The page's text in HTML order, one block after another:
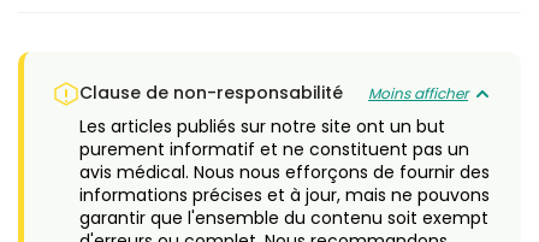
Clause de non-responsabilité Moins afficher
Les articles publiés sur notre site ont un but
purement informatif et ne constituent pas un
avis médical. Nous nous efforçons de fournir des
informations précises et à jour, mais ne pouvons
garantir que l'ensemble du contenu soit exempt